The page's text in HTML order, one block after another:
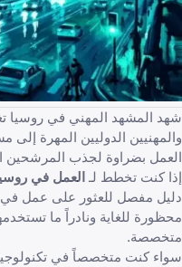
والمهنيين الدوليين المهرة
العمل بضراوة لجذب المرشحين
إذا كنت تخطط لـ العمل في روسيا
دليل مفصل للعثور على عمل في
محظورة للغاية ونادراً ما
متخصصة.
سواء كنت متخصصاً في